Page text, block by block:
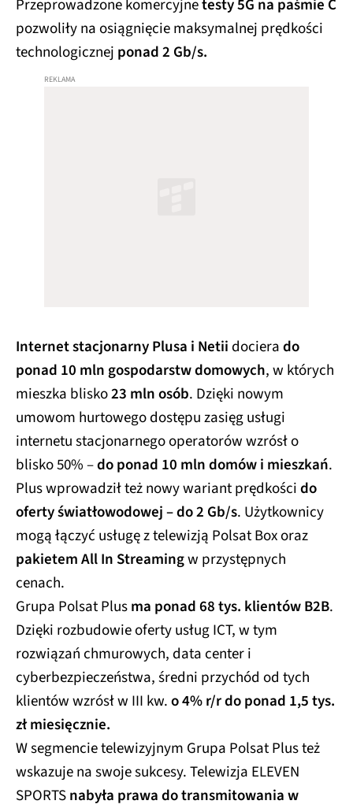
Przeprowadzone komercyjnetesty 5G na paśmie C
pozwoliły na osiągnięcie maksymalnej prędkości
technologicznej ponad 2 Gb/s.
Internet stacjonarny Plusa i Netii docierado
ponad 10 mln gospodarstw domowych, w których
mieszka blisko23 mln osób. Dzięki nowym
umowom hurtowego dostępu zasięg usługi
internetu stacjonarnego operatorów wzrósł o
blisko 50% –do ponad 10 mln domów i mieszkań.
Plus wprowadził też nowy wariant prędkoścido
oferty światłowodowej – do 2 Gb/s. Użytkownicy
mogą łączyć usługę z telewizją Polsat Box oraz
pakietem All In Streamingw przystępnych
cenach.
Grupa Polsat Plusma ponad 68 tys. klientów B2B.
Dzięki rozbudowie oferty usług ICT, w tym
rozwiązań chmurowych, data center i
cyberbezpieczeństwa, średni przychód od tych
klientów wzrósł w III kw.o 4% r/r do ponad 1,5 tys.
zł miesięcznie.
W segmencie telewizyjnym Grupa Polsat Plus też
wskazuje na swoje sukcesy. Telewizja ELEVEN
SPORTSnabyła prawa do transmitowania w